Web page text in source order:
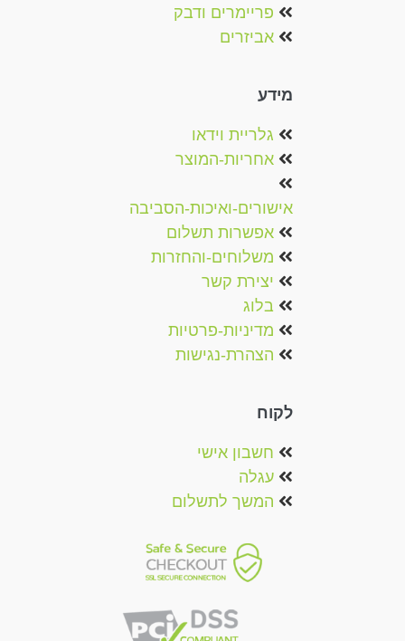
פריימרים ודבק
אביזרים
מידע
גלריית וידאו
אחריות-המוצר
אישורים-ואיכות-הסביבה
אפשרות תשלום
משלוחים-והחזרות
יצירת קשר
בלוג
מדיניות-פרטיות
הצהרת-נגישות
לקוח
חשבון אישי
עגלה
המשך לתשלום